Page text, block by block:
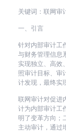
关键词：联网审
一、引言
针对内部审计工
与财务管理信息
实现独立、高效
照审计目标、审
计发现，最终实
联网审计对促进
计为内部审计工
明了变革方向；
主动审计，通过